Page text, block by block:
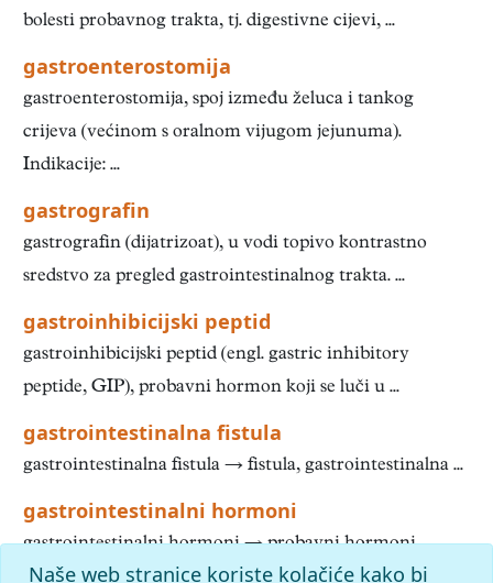
bolesti probavnog trakta, tj. digestivne cijevi, ...
gastroenterostomija
gastroenterostomija, spoj između želuca i tankog
crijeva (većinom s oralnom vijugom jejunuma).
Indikacije: ...
gastrografin
gastrografin (dijatrizoat), u vodi topivo kontrastno
sredstvo za pregled gastrointestinalnog trakta. ...
gastroinhibicijski peptid
gastroinhibicijski peptid (engl. gastric inhibitory
peptide, GIP), probavni hormon koji se luči u ...
gastrointestinalna fistula
gastrointestinalna fistula → fistula, gastrointestinalna ...
gastrointestinalni hormoni
gastrointestinalni hormoni → probavni hormoni ...
Naše web stranice koriste kolačiće kako bi